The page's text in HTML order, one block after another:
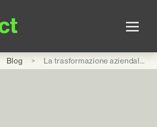
Blog La trasformazione aziendale: quando una crisi diventa esperienza